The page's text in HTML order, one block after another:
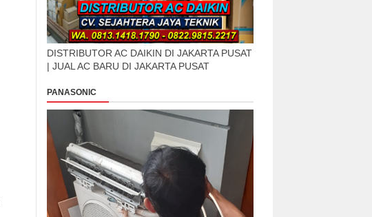
DISTRIBUTOR AC DAIKIN DI JAKARTA PUSAT
| JUAL AC BARU DI JAKARTA PUSAT
PANASONIC